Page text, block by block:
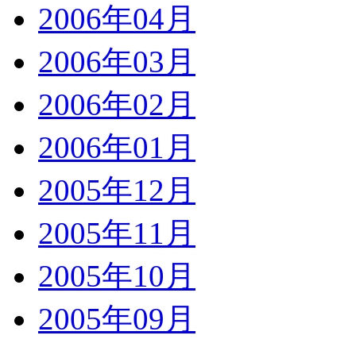
2006年04月
2006年03月
2006年02月
2006年01月
2005年12月
2005年11月
2005年10月
2005年09月